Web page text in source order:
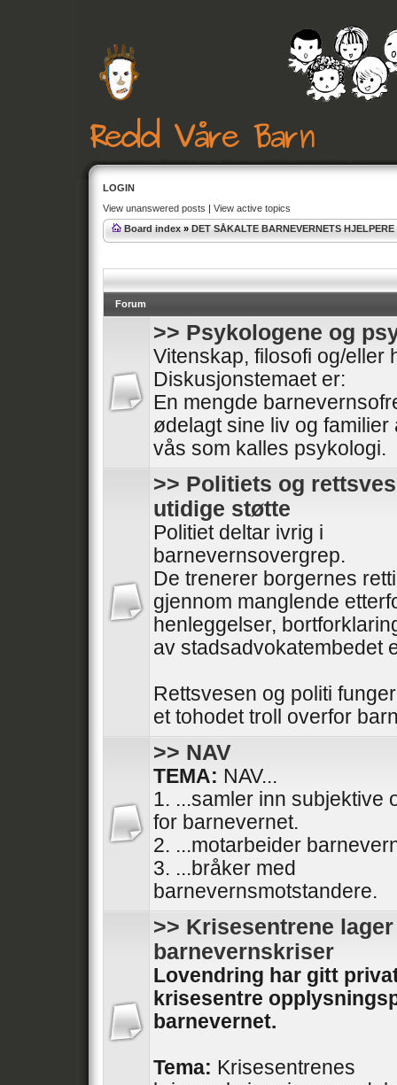
LOGIN
View unanswered posts | View active topics
Board index » DET SÅKALTE BARNEVERNETS HJELPERE
Forum
>> Psykologene og
Vitenskap, filosofi og/eller
Diskusjonstemaet er:
En mengde
ødelagt sine liv og familier
vås som kalles psykologi.
>> Politiets og
utidige støtte
Politiet deltar ivrig i
barnevernsovergrep.
De trenerer borgernes
gjennom manglende
henleggelser,
av stadsadvokatembedet
Rettsvesen og politi
et tohodet troll overfor
>> NAV
TEMA: NAV...
1. ...samler inn subjektive
for barnevernet.
2. ...motarbeider
3. ...bråker med
barnevernsmotstandere.
>> Krisesentrene
barnevernskriser
Lovendring har gitt
krisesentre
barnevernet.
Tema: Krisesentrenes